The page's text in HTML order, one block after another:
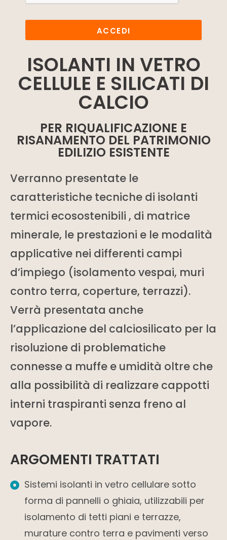
ACCEDI
ISOLANTI IN VETRO
CELLULE E SILICATI DI
CALCIO
PER RIQUALIFICAZIONE E
RISANAMENTO DEL PATRIMONIO
EDILIZIO ESISTENTE
Verranno presentate le
caratteristiche tecniche di isolanti
termici ecosostenibili , di matrice
minerale, le prestazioni e le modalità
applicative nei differenti campi
d’impiego (isolamento vespai, muri
contro terra, coperture, terrazzi).
Verrà presentata anche
l’applicazione del calciosilicato per la
risoluzione di problematiche
connesse a muffe e umidità oltre che
alla possibilità di realizzare cappotti
interni traspiranti senza freno al
vapore.
ARGOMENTI TRATTATI
Sistemi isolanti in vetro cellulare sotto
forma di pannelli o ghiaia, utilizzabili per
isolamento di tetti piani e terrazze,
murature contro terra e pavimenti verso